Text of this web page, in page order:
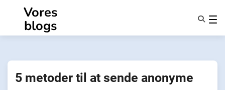
indhold
Vores
blogs
Om Os
5 metoder til at sende anonyme